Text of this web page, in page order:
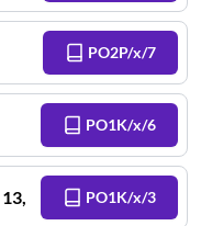
PO2P/x/7
PO1K/x/6
13, PO1K/x/3